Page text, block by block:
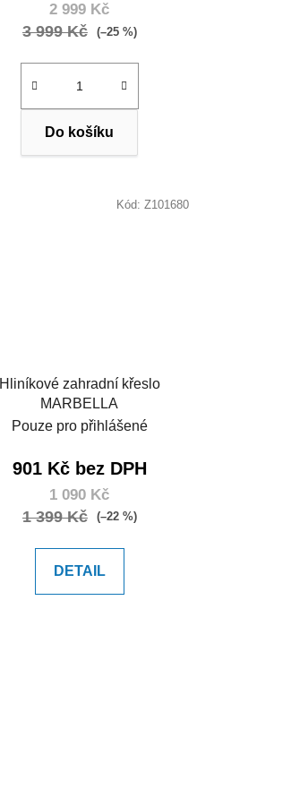
2 999 Kč
3 999 Kč (–25 %)
Do košíku
Hliníkové zahradní křeslo
MARBELLA
Pouze pro přihlášené
901 Kč bez DPH
1 090 Kč
1 399 Kč (–22 %)
DETAIL
Kód: Z101680